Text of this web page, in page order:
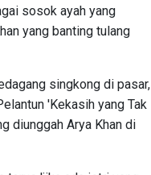
sosok ayah yang
yang banting tulang
singkong di pasar,
'Kekasih yang Tak
diunggah Arya Khan di